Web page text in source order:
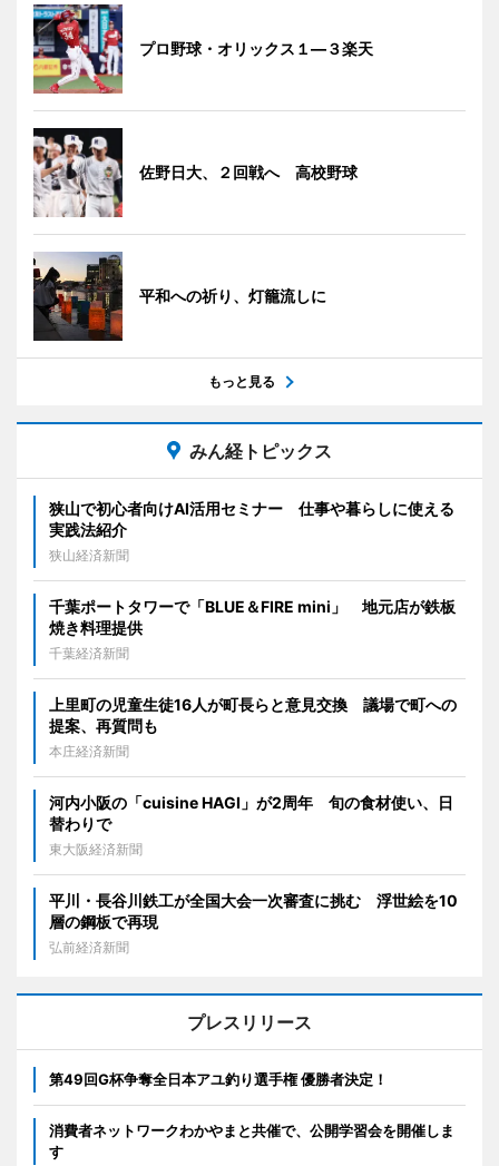
プロ野球・オリックス１―３楽天
佐野日大、２回戦へ 高校野球
平和への祈り、灯籠流しに
もっと見る
みん経トピックス
狭山で初心者向けAI活用セミナー 仕事や暮らしに使える
実践法紹介
狭山経済新聞
千葉ポートタワーで「BLUE＆FIRE mini」 地元店が鉄板
焼き料理提供
千葉経済新聞
上里町の児童生徒16人が町長らと意見交換 議場で町への
提案、再質問も
本庄経済新聞
河内小阪の「cuisine HAGI」が2周年 旬の食材使い、日
替わりで
東大阪経済新聞
平川・長谷川鉄工が全国大会一次審査に挑む 浮世絵を10
層の鋼板で再現
弘前経済新聞
プレスリリース
第49回G杯争奪全日本アユ釣り選手権 優勝者決定！
消費者ネットワークわかやまと共催で、公開学習会を開催しま
す